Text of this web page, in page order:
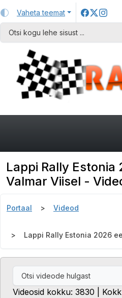
Vaheta teemat
Lappi Rally
Valmar Viisel -
Portaal Videod
Lappi Rally Estonia 2026
Videosid kokku: 3830 |